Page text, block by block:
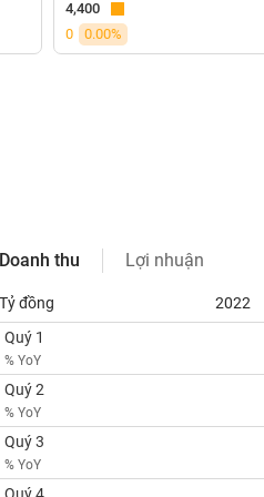
4,400
0
0.00%
Doanh thu Lợi nhuận
Tỷ đồng 2022
Quý 1
% YoY
Quý 2
% YoY
Quý 3
% YoY